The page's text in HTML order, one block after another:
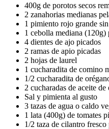
400g de porotos secos
2 zanahorias medianas
1 pimiento rojo grande
1 cebolla mediana (120g)
4 dientes de ajo picados
2 ramas de apio picadas
2 hojas de laurel
1 cucharadita de comino
1/2 cucharadita de
2 cucharadas de aceite de
Sal y pimienta al gusto
3 tazas de agua o caldo
1 lata (400g) de tomates
1/2 taza de cilantro